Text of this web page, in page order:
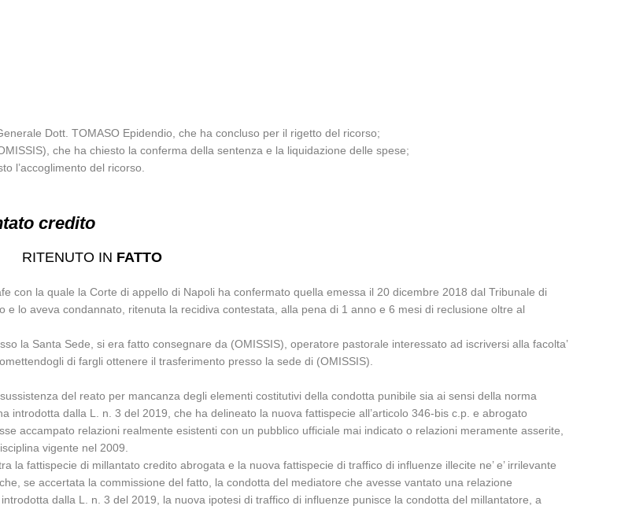
Dott. TOMASO Epidendio, che ha concluso per il rigetto del ricorso;
che ha chiesto la conferma della sentenza e la liquidazione delle spese;
l’accoglimento del ricorso.
credito
RITENUTO IN FATTO
con la quale la Corte di appello di Napoli ha confermato quella emessa il 20 dicembre 2018 dal Tribunale di
lo aveva condannato, ritenuta la recidiva contestata, alla pena di 1 anno e 6 mesi di reclusione oltre al
la Santa Sede, si era fatto consegnare da (OMISSIS), operatore pastorale interessato ad iscriversi alla facolta’
di fargli ottenere il trasferimento presso la sede di (OMISSIS).
del reato per mancanza degli elementi costitutivi della condotta punibile sia ai sensi della norma
introdotta dalla L. n. 3 del 2019, che ha delineato la nuova fattispecie all’articolo 346-bis c.p. e abrogato
accampato relazioni realmente esistenti con un pubblico ufficiale mai indicato o relazioni meramente asserite,
vigente nel 2009.
la fattispecie di millantato credito abrogata e la nuova fattispecie di traffico di influenze illecite ne’ e’ irrilevante
se accertata la commissione del fatto, la condotta del mediatore che avesse vantato una relazione
dalla L. n. 3 del 2019, la nuova ipotesi di traffico di influenze punisce la condotta del millantatore, a